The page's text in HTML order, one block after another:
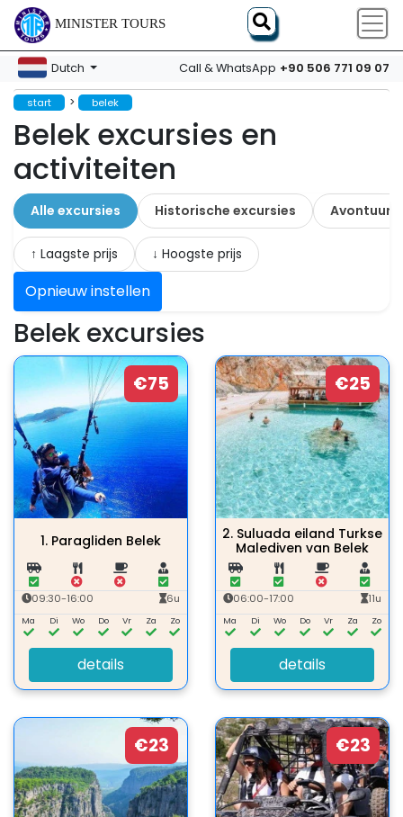
MINISTER TOURS
Dutch Call & WhatsApp +90 506 771 09 07
start > belek
Belek excursies en
activiteiten
Alle excursies Historische excursies Avontuur
↑ Laagste prijs ↓ Hoogste prijs
Opnieuw instellen
Belek excursies
€75
1. Paragliden Belek
09:30-16:00 6u
Ma Di Wo Do Vr Za Zo
details
€25
2. Suluada eiland Turkse
Malediven van Belek
06:00-17:00 11u
Ma Di Wo Do Vr Za Zo
details
€23 €23